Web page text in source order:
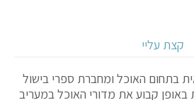
קצת עליי
בתחום האוכל ומחברת ספרי בישול
באופן קבוע את מדורי האוכל במעריב